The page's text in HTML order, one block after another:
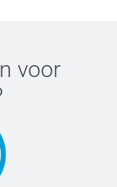
voor